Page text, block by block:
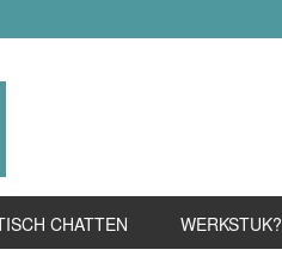
CHATTEN WERKSTUK?